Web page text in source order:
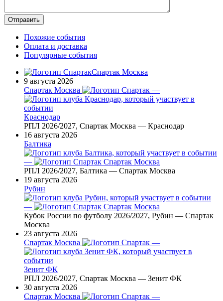
Похожие события
Оплата и доставка
Популярные события
Спартак Москва
9 августа 2026
Спартак Москва
—
Краснодар
РПЛ 2026/2027, Спартак Москва — Краснодар
16 августа 2026
Балтика
—
Спартак Москва
РПЛ 2026/2027, Балтика — Спартак Москва
19 августа 2026
Рубин
—
Спартак Москва
Кубок России по футболу 2026/2027, Рубин — Спартак
Москва
23 августа 2026
Спартак Москва
—
Зенит ФК
РПЛ 2026/2027, Спартак Москва — Зенит ФК
30 августа 2026
Спартак Москва
—